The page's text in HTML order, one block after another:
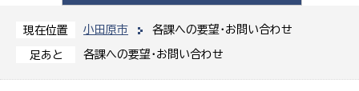
現在位置 小田原市 各課への要望・お問い合わせ
足あと 各課への要望・お問い合わせ